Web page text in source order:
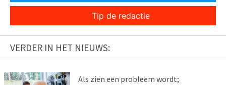
Tip de redactie
VERDER IN HET NIEUWS:
Als zien een probleem wordt;